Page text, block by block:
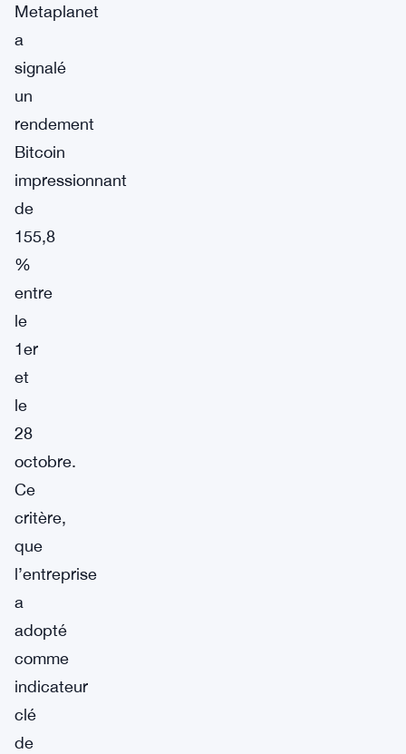
Metaplanet
a
signalé
un
rendement
Bitcoin
impressionnant
de
155,8
%
entre
le
1er
et
le
28
octobre.
Ce
critère,
que
l’entreprise
a
adopté
comme
indicateur
clé
de